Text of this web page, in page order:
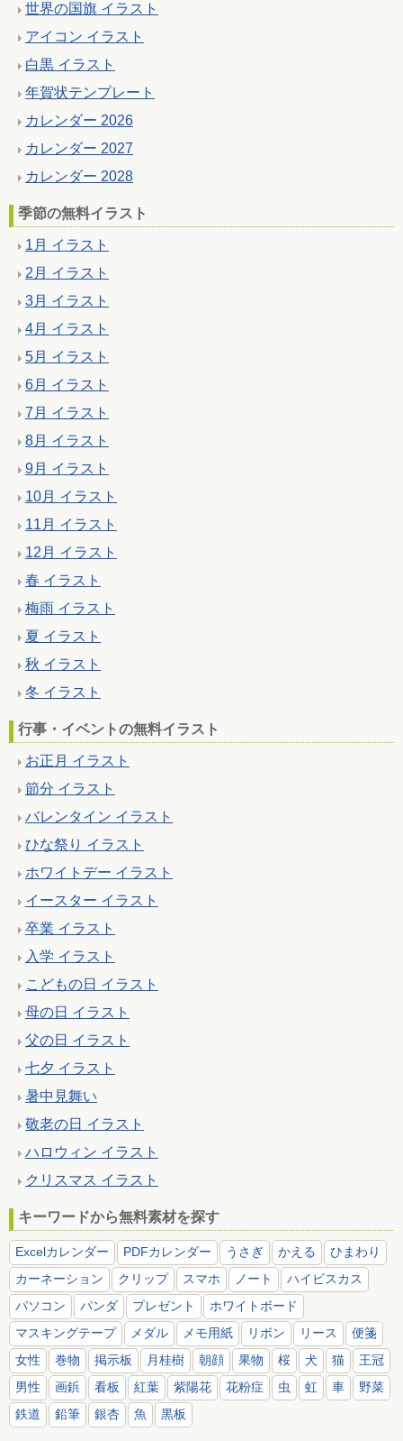
世界の国旗 イラスト
アイコン イラスト
白黒 イラスト
年賀状テンプレート
カレンダー 2026
カレンダー 2027
カレンダー 2028
季節の無料イラスト
1月 イラスト
2月 イラスト
3月 イラスト
4月 イラスト
5月 イラスト
6月 イラスト
7月 イラスト
8月 イラスト
9月 イラスト
10月 イラスト
11月 イラスト
12月 イラスト
春 イラスト
梅雨 イラスト
夏 イラスト
秋 イラスト
冬 イラスト
行事・イベントの無料イラスト
お正月 イラスト
節分 イラスト
バレンタイン イラスト
ひな祭り イラスト
ホワイトデー イラスト
イースター イラスト
卒業 イラスト
入学 イラスト
こどもの日 イラスト
母の日 イラスト
父の日 イラスト
七夕 イラスト
暑中見舞い
敬老の日 イラスト
ハロウィン イラスト
クリスマス イラスト
キーワードから無料素材を探す
Excelカレンダー PDFカレンダー うさぎ かえる
ひまわり
カーネーション
クリップ スマホ ノート
ハイビスカス
パソコン
パンダ プレゼント
ホワイトボード
マスキングテープ
メダル メモ用紙 リボン リース
便箋
女性
巻物 掲示板 月桂樹 朝顔 果物 桜 犬 猫
王冠
男性
画鋲 看板 紅葉 紫陽花 花粉症 虫 虹 車
野菜
鉄道
鉛筆 銀杏 魚 黒板